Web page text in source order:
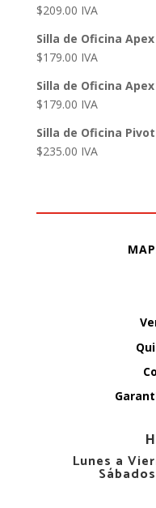
$209.00 IVA
Silla de Oficina
$179.00 IVA
Silla de Oficina Apex
$179.00 IVA
Silla de Oficina
$235.00 IVA
Lunes a